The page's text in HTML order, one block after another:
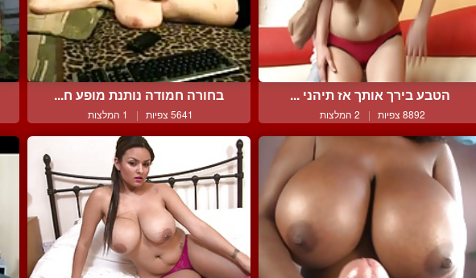
הטבע בירך אותך אז תיהני ...
8892 צפיות | 2 המלצות
בחורה חמודה נותנת מופע ח...
5641 צפיות | 1 המלצות